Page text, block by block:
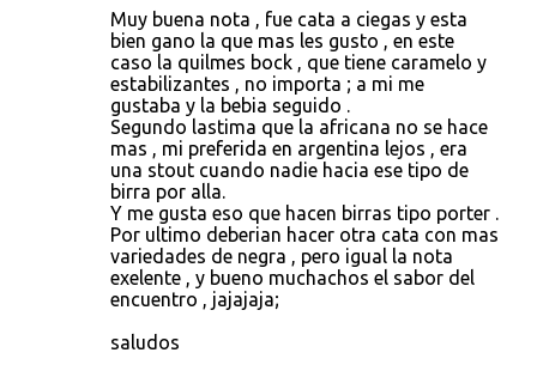
Muy buena nota , fue cata a ciegas y esta
bien gano la que mas les gusto , en este
caso la quilmes bock , que tiene caramelo y
estabilizantes , no importa ; a mi me
gustaba y la bebia seguido .
Segundo lastima que la africana no se hace
mas , mi preferida en argentina lejos , era
una stout cuando nadie hacia ese tipo de
birra por alla.
Y me gusta eso que hacen birras tipo porter .
Por ultimo deberian hacer otra cata con mas
variedades de negra , pero igual la nota
exelente , y bueno muchachos el sabor del
encuentro , jajajaja;
saludos